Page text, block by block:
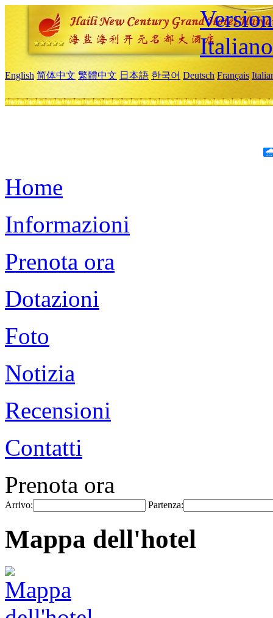
Italiano
English 简体中文 繁體中文 日本語 한국어 Deutsch Français
Home
Informazioni
Prenota ora
Dotazioni
Foto
Notizia
Recensioni
Contatti
Prenota ora
Arrivo: Partenza:
Mappa dell'hotel